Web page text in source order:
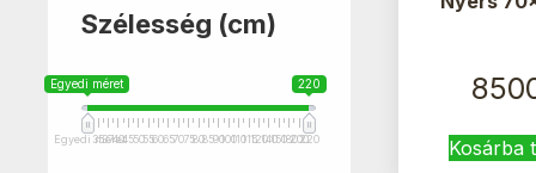
Kosárba
Szélesség (cm)
Egyedi méret 220
Egyedi méret
35374045505560657075808590100110115120140150180200220